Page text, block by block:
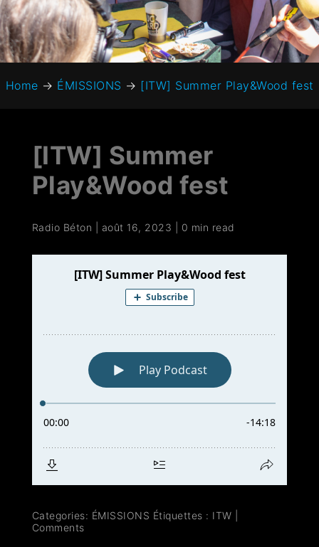
Home → ÉMISSIONS → [ITW] Summer Play&Wood fest
[ITW] Summer
Play&Wood fest
Radio Béton août 16, 2023 0 min read
Categories: ÉMISSIONS Étiquettes : ITW
Comments